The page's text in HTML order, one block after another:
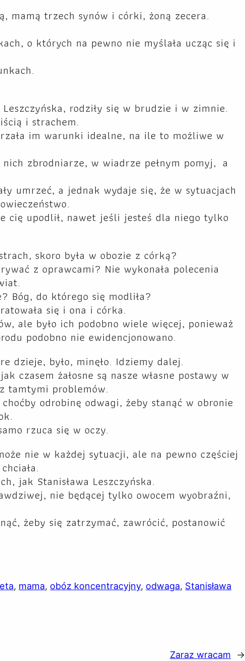
mamą trzech synów i córki, żoną zecera.
o których na pewno nie myślała ucząc się i
rodziły się w brudzie i w zimnie.
i strachem.
im warunki idealne, na ile to możliwe w
zbrodniarze, w wiadrze pełnym pomyj, a
umrzeć, a jednak wydaje się, że w sytuacjach
cię upodlił, nawet jeśli jesteś dla niego tylko
skoro była w obozie z córką?
z oprawcami? Nie wykonała polecenia
Bóg, do którego się modliła?
się i ona i córka.
ale było ich podobno wiele więcej, ponieważ
podobno nie ewidencjonowano.
dzieje, było, minęło. Idziemy dalej.
czasem żałosne są nasze własne postawy w
tamtymi problemów.
odrobinę odwagi, żeby stanąć w obronie
rzuca się w oczy.
nie w każdej sytuacji, ale na pewno częściej
jak Stanisława Leszczyńska.
nie będącej tylko owocem wyobraźni,
żeby się zatrzymać, zawrócić, postanowić
, mama, obóz koncentracyjny, odwaga, Stanisława
Zaraz wracam →